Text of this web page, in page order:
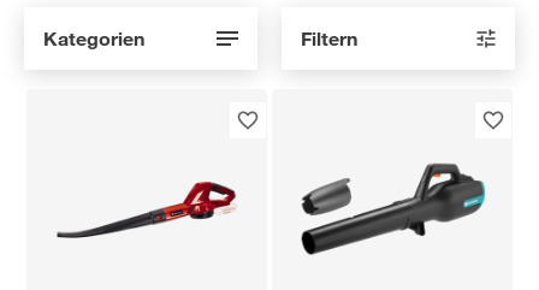
Kategorien Filtern